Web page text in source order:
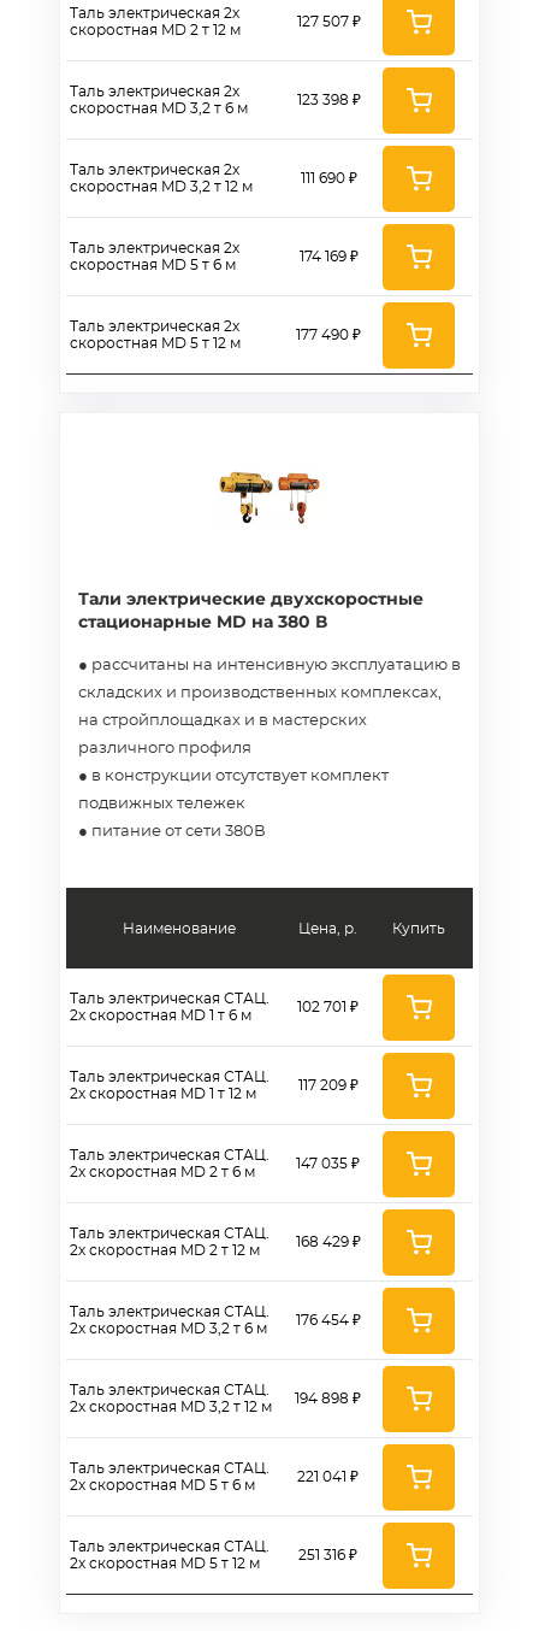
Таль электрическая 2х
скоростная MD 2 т 12 м
Таль электрическая 2х
скоростная MD 3,2 т 6 м
Таль электрическая 2х
скоростная MD 3,2 т 12 м
Таль электрическая 2х
скоростная MD 5 т 6 м
Таль электрическая 2х
скоростная MD 5 т 12 м
127 507 ₽
123 398 ₽
111 690 ₽
174 169 ₽
177 490 ₽
Тали электрические двухскоростные
стационарные MD на 380 В
● рассчитаны на интенсивную эксплуатацию в
складских и производственных комплексах,
на стройплощадках и в мастерских
различного профиля
● в конструкции отсутствует комплект
подвижных тележек
● питание от сети 380В
Наименование
Таль электрическая СТАЦ.
2х скоростная MD 1 т 6 м
Таль электрическая СТАЦ.
2х скоростная MD 1 т 12 м
Таль электрическая СТАЦ.
2х скоростная MD 2 т 6 м
Таль электрическая СТАЦ.
2х скоростная MD 2 т 12 м
Таль электрическая СТАЦ.
2х скоростная MD 3,2 т 6 м
Таль электрическая СТАЦ.
2х скоростная MD 3,2 т 12 м
Таль электрическая СТАЦ.
2х скоростная MD 5 т 6 м
Таль электрическая СТАЦ.
2х скоростная MD 5 т 12 м
Цена, р.
102 701 ₽
117 209 ₽
147 035 ₽
168 429 ₽
176 454 ₽
194 898 ₽
221 041 ₽
251 316 ₽
Купить